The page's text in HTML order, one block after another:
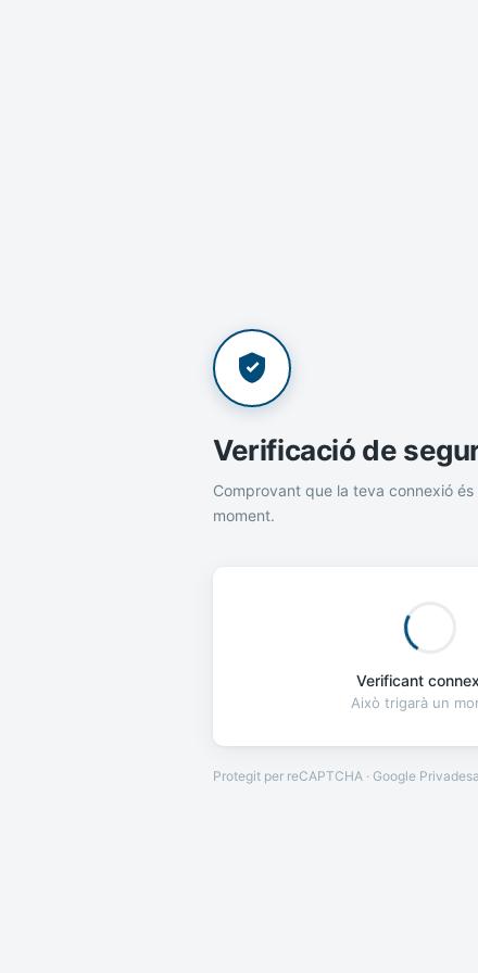
Verificació de
Comprovant que la teva connexió és
moment.
Verificant
Això trigarà un
Protegit per reCAPTCHA · Google Privadesa